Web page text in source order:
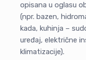
opisana u oglasu
(npr. bazen,
kada, kuhinja –
uređaj, električne
klimatizacije).